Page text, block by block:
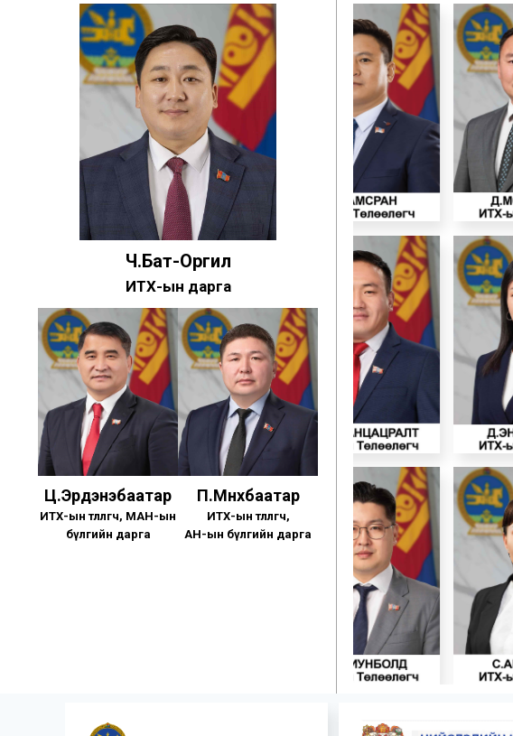
Ч.Бат-Оргил
ИТХ-ын дарга
Ц.Эрдэнэбаатар
ИТХ-ын төлөөлөгч, МАН-ын
бүлгийн дарга
П.Мөнхбаатар
ИТХ-ын төлөөлөгч,
АН-ын бүлгийн дарга